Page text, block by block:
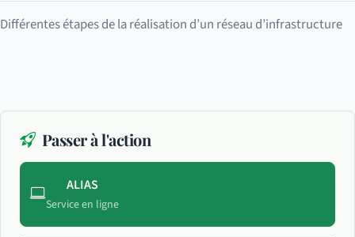
Différentes étapes de la réalisation d’un réseau d’infrastructure
Passer à l'action
ALIAS
Service en ligne